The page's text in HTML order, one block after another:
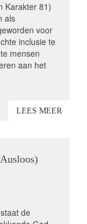
Karakter 81)
als
voor
inclusie te
mensen
aan het
LEES MEER
de